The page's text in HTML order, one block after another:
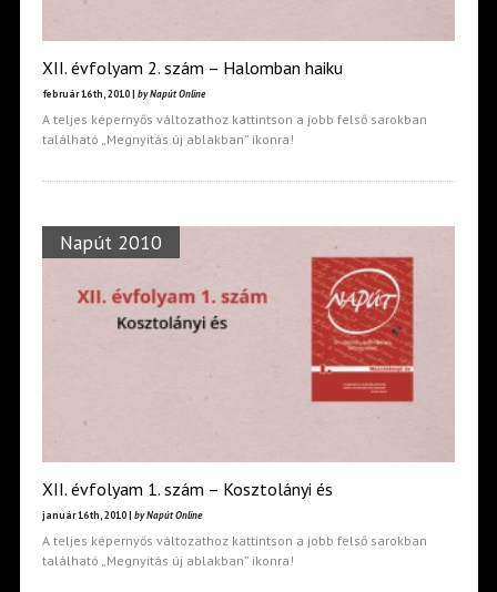
XII. évfolyam 2. szám – Halomban haiku
február 16th, 2010 | by Napút Online
A teljes képernyős változathoz kattintson a jobb felső sarokban
található „Megnyitás új ablakban” ikonra!
Napút 2010
XII. évfolyam 1. szám – Kosztolányi és
január 16th, 2010 | by Napút Online
A teljes képernyős változathoz kattintson a jobb felső sarokban
található „Megnyitás új ablakban” ikonra!